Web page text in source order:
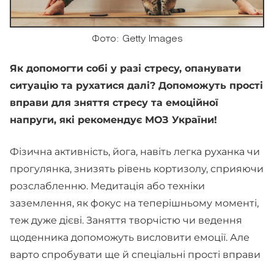
Фото: Getty Images
Як допомогти собі у разі стресу, опанувати
ситуацію та рухатися далі? Допоможуть прості
вправи для зняття стресу та емоційної
напруги, які рекомендує МОЗ України!
Фізична активність, йога, навіть легка руханка чи
прогулянка, знизять рівень кортизолу, сприяючи
розслабленню. Медитація або техніки
заземлення, як фокус на теперішньому моменті,
теж дуже дієві. Заняття творчістю чи ведення
щоденника допоможуть висловити емоції. Але
варто спробувати ще й спеціальні прості вправи